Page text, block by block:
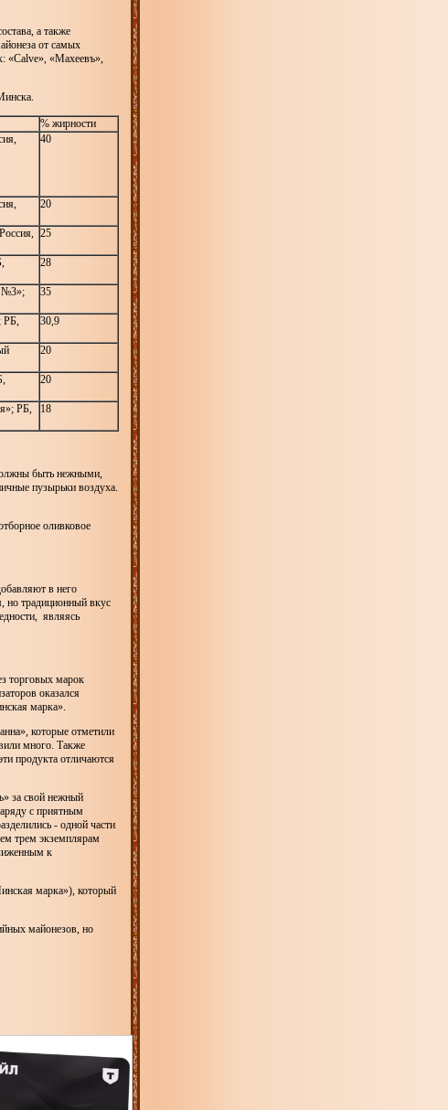
а также
от самых
«Calve», «Махеевъ»,
% жирности
40
20
25
28
№3»;
35
РБ,
30,9
20
20
РБ,
18
быть нежными,
пузырьки воздуха.
оливковое
в него
но традиционный вкус
являясь
торговых марок
оказался
марка».
которые отметили
много. Также
продукта отличаются
за свой нежный
с приятным
- одной части
трем экземплярам
к
марка»), который
майонезов, но